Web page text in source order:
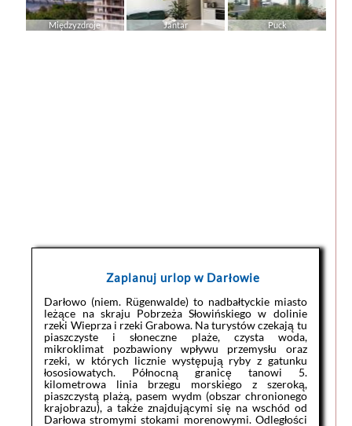
Międzyzdroje Jantar Puck
Zaplanuj urlop w Darłowie
Darłowo (niem. Rügenwalde) to nadbałtyckie miasto
leżące na skraju Pobrzeża Słowińskiego w dolinie
rzeki Wieprza i rzeki Grabowa. Na turystów czekają tu
piaszczyste i słoneczne plaże, czysta woda,
mikroklimat pozbawiony wpływu przemysłu oraz
rzeki, w których licznie występują ryby z gatunku
łososiowatych. Północną granicę tanowi 5.
kilometrowa linia brzegu morskiego z szeroką,
piaszczystą plażą, pasem wydm (obszar chronionego
krajobrazu), a także znajdującymi się na wschód od
Darłowa stromymi stokami morenowymi. Odległości